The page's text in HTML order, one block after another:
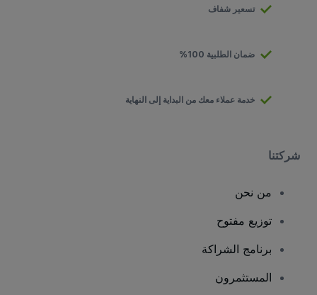
تسعير شفاف
ضمان الطلبية 100%
خدمة عملاء معك من البداية إلى النهاية
شركتنا
من نحن
توزيع مفتوح
برنامج الشراكة
المستثمرون